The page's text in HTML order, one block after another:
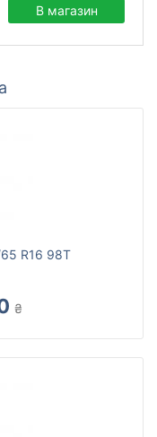
В магазин
R16 98T
₴